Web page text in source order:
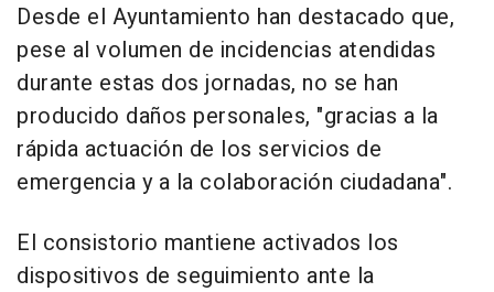
Desde el Ayuntamiento han destacado que,
pese al volumen de incidencias atendidas
durante estas dos jornadas, no se han
producido daños personales, "gracias a la
rápida actuación de los servicios de
emergencia y a la colaboración ciudadana".
El consistorio mantiene activados los
dispositivos de seguimiento ante la